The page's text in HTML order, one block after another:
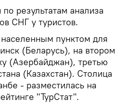
результатам анализа
СНГ у туристов.
пунктом для
(Беларусь), на втором
(Азербайджан), третью
(Казахстан). Столица
- разместилась на
"ТурСтат".